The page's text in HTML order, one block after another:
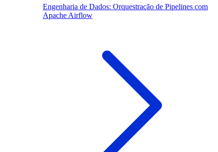
Engenharia de Dados: Orquestração de Pipelines com
Apache Airflow